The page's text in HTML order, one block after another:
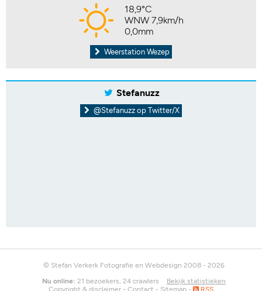
18,9°C
WNW 7,9km/h
0,0mm
Weerstation Wezep
Stefanuzz
@Stefanuzz op Twitter/X
© Stefan Verkerk Fotografie en Webdesign 2008 - 2026
Nu online: 21 bezoekers, 24 crawlers
Bekijk statistieken